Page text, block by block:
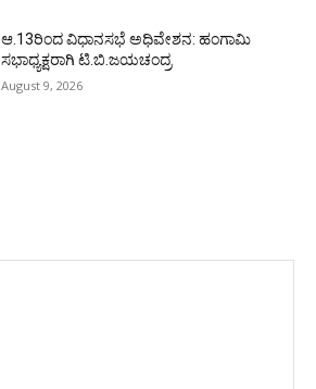
ಆ.13ರಿಂದ ವಿಧಾನಸಭೆ ಅಧಿವೇಶನ: ಹಂಗಾಮಿ
ಸಭಾಧ್ಯಕ್ಷರಾಗಿ ಟಿ.ಬಿ.ಜಯಚಂದ್ರ
August 9, 2026